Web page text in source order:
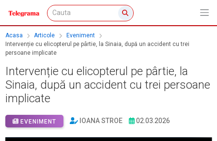
Acasa Articole
Eveniment
Intervenție cu elicopterul pe pârtie, la Sinaia, după un accident cu trei
persoane implicate
Intervenție cu elicopterul pe pârtie, la
Sinaia, după un accident cu trei persoane
implicate
EVENIMENT IOANA STROE 02.03.2026